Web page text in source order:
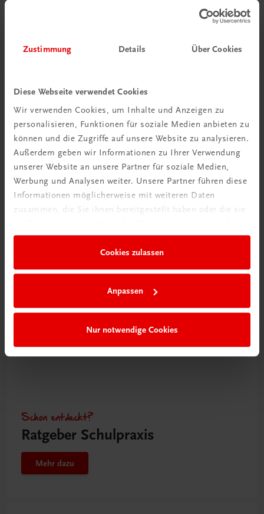
Zustimmung Details Über Cookies
Diese Webseite verwendet Cookies
Wir verwenden Cookies, um Inhalte und Anzeigen zu
personalisieren, Funktionen für soziale Medien anbieten zu
können und die Zugriffe auf unsere Website zu analysieren.
Außerdem geben wir Informationen zu Ihrer Verwendung
unserer Website an unsere Partner für soziale Medien,
Werbung und Analysen weiter. Unsere Partner führen diese
Informationen möglicherweise mit weiteren Daten
zusammen, die Sie ihnen bereitgestellt haben oder die sie
Cookies zulassen
Anpassen
Nur notwendige Cookies
Neu zur DigiBox
Videos mit
Tipps & Tricks
Mehr dazu
Schon entdeckt?
Ratgeber Schulpraxis
Mehr dazu